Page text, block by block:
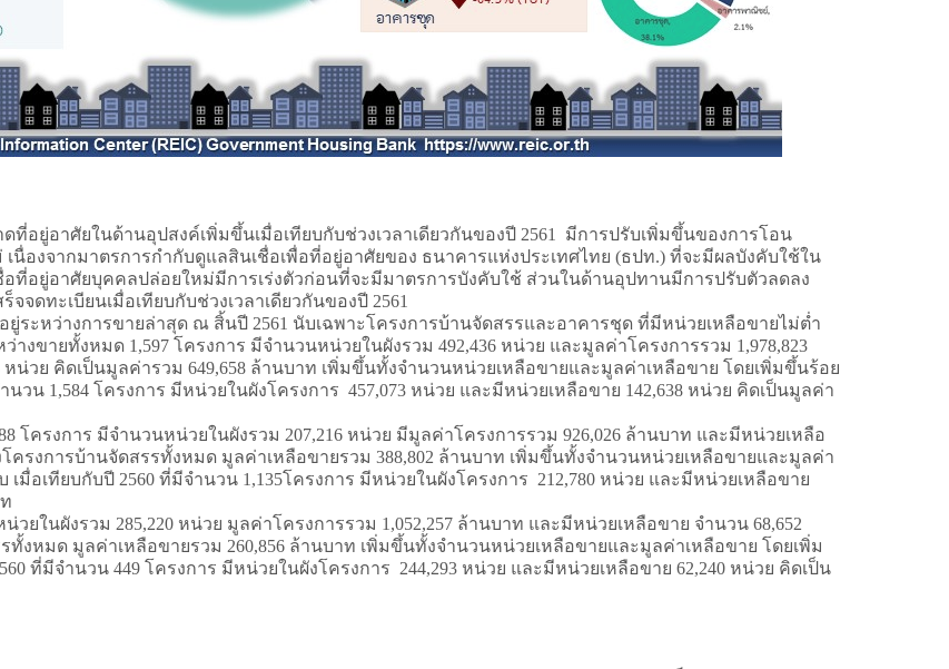
ยในด้านอุปสงค์เพิ่มขึ้นเมื่อเทียบกับช่วงเวลาเดียวกันของปี 2561 มีการปรับเพิ่มขึ้นของการโอน
องจากมาตรการกำกับดูแลสินเชื่อเพื่อที่อยู่อาศัยของ ธนาคารแห่งประเทศไทย (ธปท.) ที่จะมีผลบังคับใช้ใน
อที่อยู่อาศัยบุคคลปล่อยใหม่มีการเร่งตัวก่อนที่จะมีมาตรการบังคับใช้ ส่วนในด้านอุปทานมีการปรับตัวลดลง
จดทะเบียนเมื่อเทียบกับช่วงเวลาเดียวกันของปี 2561
งการขายล่าสุด ณ สิ้นปี 2561 นับเฉพาะโครงการบ้านจัดสรรและอาคารชุด ที่มีหน่วยเหลือขายไม่ต่ำ
งขายทั้งหมด 1,597 โครงการ มีจำนวนหน่วยในผังรวม 492,436 หน่วย และมูลค่าโครงการรวม 1,978,823
น่วย คิดเป็นมูลค่ารวม 649,658 ล้านบาท เพิ่มขึ้นทั้งจำนวนหน่วยเหลือขายและมูลค่าเหลือขาย โดยเพิ่มขึ้นร้อย
นวน 1,584 โครงการ มีหน่วยในผังโครงการ 457,073 หน่วย และมีหน่วยเหลือขาย 142,638 หน่วย คิดเป็นมูลค่า
าร มีจำนวนหน่วยในผังรวม 207,216 หน่วย มีมูลค่าโครงการรวม 926,026 ล้านบาท และมีหน่วยเหลือ
ครงการบ้านจัดสรรทั้งหมด มูลค่าเหลือขายรวม 388,802 ล้านบาท เพิ่มขึ้นทั้งจำนวนหน่วยเหลือขายและมูลค่า
เมื่อเทียบกับปี 2560 ที่มีจำนวน 1,135โครงการ มีหน่วยในผังโครงการ 212,780 หน่วย และมีหน่วยเหลือขาย
ยในผังรวม 285,220 หน่วย มูลค่าโครงการรวม 1,052,257 ล้านบาท และมีหน่วยเหลือขาย จำนวน 68,652
งหมด มูลค่าเหลือขายรวม 260,856 ล้านบาท เพิ่มขึ้นทั้งจำนวนหน่วยเหลือขายและมูลค่าเหลือขาย โดยเพิ่ม
ที่มีจำนวน 449 โครงการ มีหน่วยในผังโครงการ 244,293 หน่วย และมีหน่วยเหลือขาย 62,240 หน่วย คิดเป็น